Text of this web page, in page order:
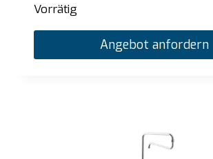
Vorrätig
Angebot anfordern